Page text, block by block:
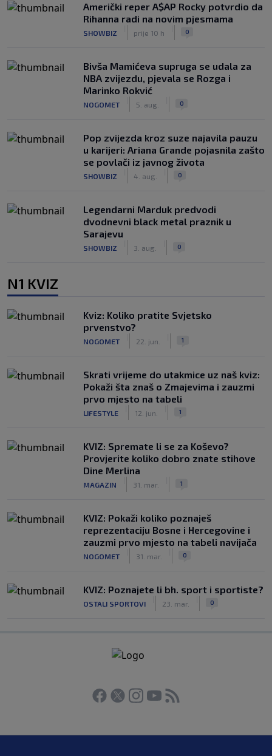
Američki reper A$AP Rocky potvrdio da
Rihanna radi na novim pjesmama
SHOWBIZ prije 10 h 0
Bivša Mamićeva supruga se udala za
NBA zvijezdu, pjevala se Rozga i
Marinko Rokvić
NOGOMET 5. aug. 0
Pop zvijezda kroz suze najavila pauzu
u karijeri: Ariana Grande pojasnila zašto
se povlači iz javnog života
SHOWBIZ 4. aug. 0
Legendarni Marduk predvodi
dvodnevni black metal praznik u
Sarajevu
SHOWBIZ 3. aug. 0
N1 KVIZ
Kviz: Koliko pratite Svjetsko
prvenstvo?
NOGOMET 22. jun. 1
Skrati vrijeme do utakmice uz naš kviz:
Pokaži šta znaš o Zmajevima i zauzmi
prvo mjesto na tabeli
LIFESTYLE 12. jun. 1
KVIZ: Spremate li se za Koševo?
Provjerite koliko dobro znate stihove
Dine Merlina
MAGAZIN 31. mar. 1
KVIZ: Pokaži koliko poznaješ
reprezentaciju Bosne i Hercegovine i
zauzmi prvo mjesto na tabeli navijača
NOGOMET 31. mar. 0
KVIZ: Poznajete li bh. sport i sportiste?
OSTALI SPORTOVI 23. mar. 0